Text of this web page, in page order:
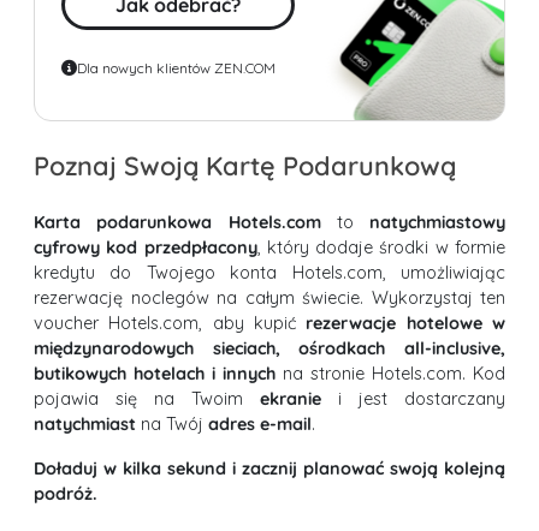
Jak odebrać?
Dla nowych klientów ZEN.COM
Poznaj Swoją Kartę Podarunkową
Karta podarunkowa Hotels.comto natychmiastowy
cyfrowy kod przedpłacony, który dodaje środki w formie
kredytu do Twojego konta Hotels.com, umożliwiając
rezerwację noclegów na całym świecie. Wykorzystaj ten
voucher Hotels.com, aby kupić rezerwacje hotelowe w
międzynarodowych sieciach, ośrodkach all-inclusive,
butikowych hotelach i innych na stronie Hotels.com. Kod
pojawia się na Twoim ekranie i jest dostarczany
natychmiast na Twój adres e-mail.
Doładuj w kilka sekund i zacznij planować swoją kolejną
podróż.